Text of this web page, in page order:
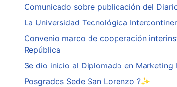
Comunicado sobre publicación del
La Universidad Tecnológica
Convenio marco de cooperación
República
Se dio inicio al Diplomado en Marketing
Posgrados Sede San Lorenzo ?✨